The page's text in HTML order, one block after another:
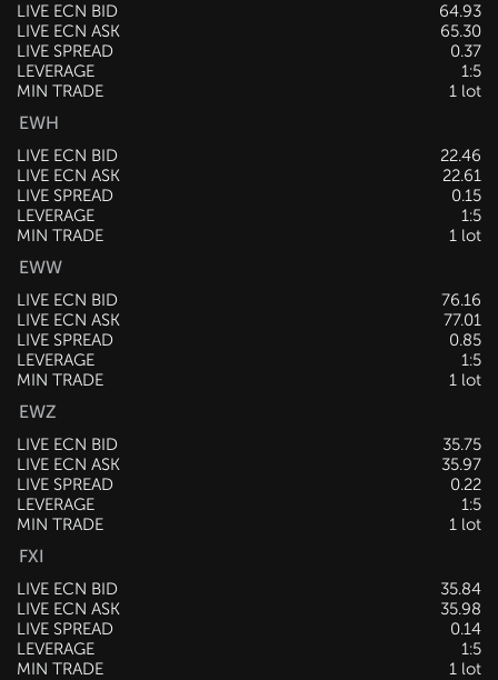
LIVE ECN BID
64.93
LIVE ECN ASK
65.30
LIVE SPREAD
0.37
LEVERAGE
1:5
MIN TRADE
1 lot
EWH
LIVE ECN BID
22.46
LIVE ECN ASK
22.61
LIVE SPREAD
0.15
LEVERAGE
1:5
MIN TRADE
1 lot
EWW
LIVE ECN BID
76.16
LIVE ECN ASK
77.01
LIVE SPREAD
0.85
LEVERAGE
1:5
MIN TRADE
1 lot
EWZ
LIVE ECN BID
35.75
LIVE ECN ASK
35.97
LIVE SPREAD
0.22
LEVERAGE
1:5
MIN TRADE
1 lot
FXI
LIVE ECN BID
35.84
LIVE ECN ASK
35.98
LIVE SPREAD
0.14
LEVERAGE
1:5
MIN TRADE
1 lot